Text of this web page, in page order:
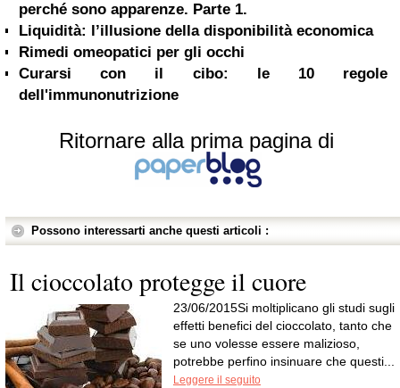
perché sono apparenze. Parte 1.
Liquidità: l’illusione della disponibilità economica
Rimedi omeopatici per gli occhi
Curarsi con il cibo: le 10 regole
dell'immunonutrizione
Ritornare alla prima pagina di
Possono interessarti anche questi articoli :
Il cioccolato protegge il cuore
23/06/2015Si moltiplicano gli studi sugli
effetti benefici del cioccolato, tanto che
se uno volesse essere malizioso,
potrebbe perfino insinuare che questi...
Leggere il seguito